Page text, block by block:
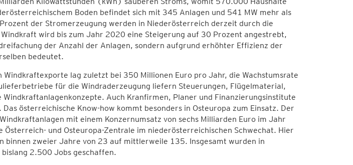
Boden befindet sich mit 345 Anlagen und 541 MW mehr als
der Stromerzeugung werden in Niederösterreich derzeit durch die
wird bis zum Jahr 2020 eine Steigerung auf 30 Prozent angestrebt,
der Anzahl der Anlagen, sondern aufgrund erhöhter Effizienz der
bedeutet.
Windkraftexporte lag zuletzt bei 350 Millionen Euro pro Jahr, die Wachstumsrate
für die Windraderzeugung liefern Steuerungen, Flügelmaterial,
Auch Kranfirmen, Planer und Finanzierungsinstitute
österreichische Know-how kommt besonders in Osteuropa zum Einsatz. Der
mit einem Konzernumsatz von sechs Milliarden Euro im Jahr
und Osteuropa-Zentrale im niederösterreichischen Schwechat. Hier
binnen zweier Jahre von 23 auf mittlerweile 135. Insgesamt wurden in
2.500 Jobs geschaffen.